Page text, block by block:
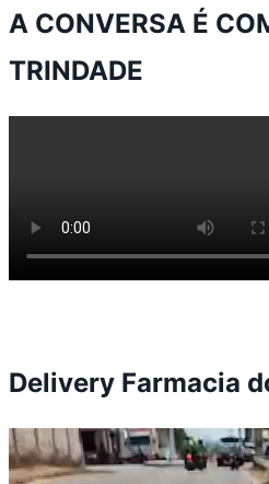
A CONVERSA É
TRINDADE
Delivery Farmacia